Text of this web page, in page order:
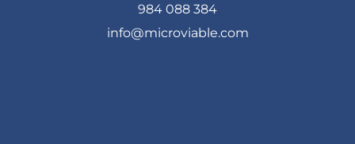
984 088 384
info@microviable.com